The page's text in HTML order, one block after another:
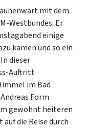
mit dem
Westbundes. Er
einige
kamen und so ein
dieser
Auftritt
im Bad
Form
gewohnt heiteren
die Reise durch